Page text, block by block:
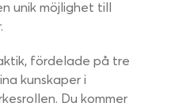
unik möjlighet till
fördelade på tre
kunskaper i
Du kommer